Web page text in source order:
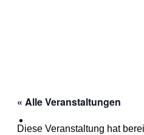
« Alle Veranstaltungen
Diese Veranstaltung hat